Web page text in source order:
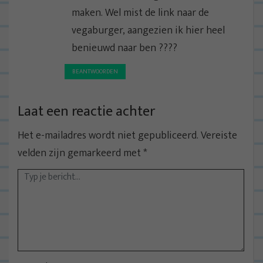
maken. Wel mist de link naar de
vegaburger, aangezien ik hier heel
benieuwd naar ben ????
BEANTWOORDEN
Laat een reactie achter
Het e-mailadres wordt niet gepubliceerd.Vereiste
velden zijn gemarkeerd met*